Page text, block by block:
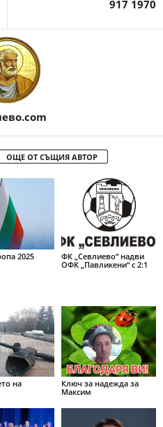
917 1970
ОЩЕ ОТ СЪЩИЯ АВТОР
2025
ФК „Севлиево“ надви
ОФК „Павликени“ с 2:1
на
Ключ за надежда за
Максим